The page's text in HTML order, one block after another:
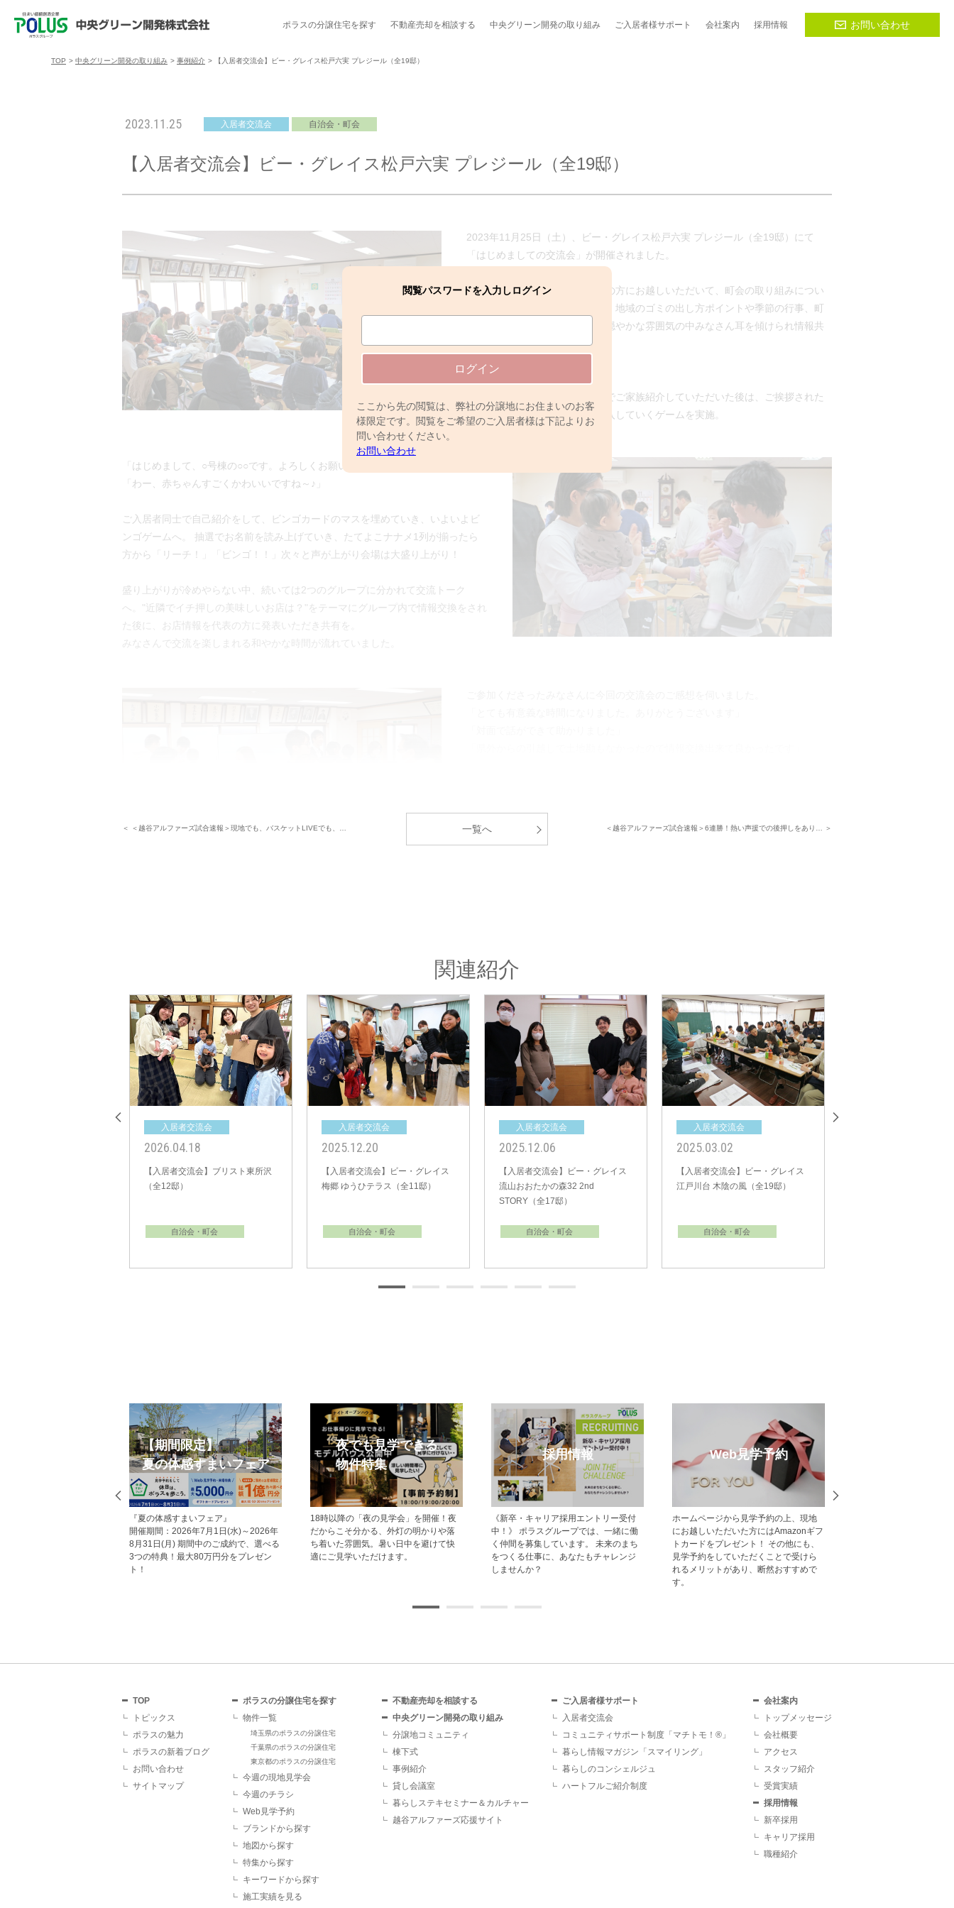
ポラスの分譲住宅を探す
ポラスの分譲住宅を探す
ブランドから探す 地図から探す
特集から探す 施工実績を見る
ご入居までの流れ ポラスのメルマガ登録
不動産売却を相談する 中央グリーン開発の取り組み
中央グリーン開発の取り組み
ご入居者様サポート 会社案内 採用情報 お問い合わせ
TOP > 中央グリーン開発の取り組み > 事例紹介 > 【入居者交流会】ビー・グレイス松戸六実 プレジール（全19邸）
2023.11.25 入居者交流会 自治会・町会
【入居者交流会】ビー・グレイス松戸六実 プレジール（全19邸）
閲覧パスワードを入力しログイン
ログイン
ここから先の閲覧は、弊社の分譲地にお住まいのお客
様限定です。閲覧をご希望のご入居者様は下記よりお
問い合わせください。
お問い合わせ
2023年11月25日（土）、ビー・グレイス松戸六実 プレジール（全19邸）にて
「はじめましての交流会」が開催されました。
当日は、お住いの地域町会役員の方にお越しいただいて、町会の取り組みについ
ての説明をしていただきました。地域のゴミの出し方ポイントや季節の行事、町
会の活動を丁寧にお話下さり、穏やかな雰囲気の中みなさん耳を傾けられ情報共
有されました。
ご参加いただいているみなさんでご家族紹介していただいた後は、ご挨拶された
方のお名前をビンゴのマスに記入していくゲームを実施。
「はじめまして、○号棟の○○です。よろしくお願いします。」
「わー、赤ちゃんすごくかわいいですね～♪」
ご入居者同士で自己紹介をして、ビンゴカードのマスを埋めていき、いよいよビ
ンゴゲームへ。 抽選でお名前を読み上げていき、たてよこナナメ1列が揃ったら
方から「リーチ！」「ビンゴ！！」次々と声が上がり会場は大盛り上がり！
盛り上がりが冷めやらない中、続いては2つのグループに分かれて交流トーク
へ。"近隣でイチ押しの美味しいお店は？"をテーマにグループ内で情報交換をされ
た後に、お店情報を代表の方に発表いただき共有を。
みなさんで交流を楽しまれる和やかな時間が流れていました。
＜ ＜越谷アルファーズ試合速報＞現地でも、バスケットLIVEでも、… ＜越谷アルファーズ試合速報＞6連勝！熱い声援での後押しをあり… ＞
一覧へ
関連紹介
入居者交流会
2025.03.01
【入居者交流会】ビー・グレイス
流山おおたかの森32 1st
自治会・町会
入居者交流会
2024.09.08
【入居者交流会】ブリスト上尾 ス
マイレイジ（全21邸）
自治会・町会
入居者交流会
2024.04.07
【入居者交流会】ブリスト新座 ミ
ライスト（全17邸）
自治会・町会
入居者交流会
2023.12.03
【入居者交流会】ビー・グレイス
松戸 アクティブスタイル（全20
自治会・町会
オープンハウス
今週開催予定のモデルハウス見学会・
現地見学会の一覧です。 ぜひお気軽に
お越しくださいませ。
モデルハウス特集
現地でモデルハウス見学ができるポラ
スの新築一戸建て・分譲住宅をご紹介
します。
メルマガ登録
【登録無料】ポラスの新築一戸建て・
分譲住宅情報をいち早くお届けするメ
ールマガジン配信サービスです。
売却のご相談
不動産売却・買取りのご相談はポラ
ス・中央グリーン開発へご相談くださ
い。 戸建・マンション・土地等、お客
様の大切な財産である不動産の売却を
サポート致します。
TOP
トピックス
ポラスの魅力
ポラスの新着ブログ
お問い合わせ
サイトマップ
ポラスの分譲住宅を探す
物件一覧
埼玉県のポラスの分譲住宅
千葉県のポラスの分譲住宅
東京都のポラスの分譲住宅
今週の現地見学会
今週のチラシ
Web見学予約
ブランドから探す
地図から探す
特集から探す
キーワードから探す
施工実績を見る
不動産売却を相談する
中央グリーン開発の取り組み
分譲地コミュニティ
棟下式
事例紹介
貸し会議室
暮らしステキセミナー＆カルチャー
越谷アルファーズ応援サイト
ご入居者様サポート
入居者交流会
コミュニティサポート制度「マチトモ！®」
暮らし情報マガジン「スマイリング」
暮らしのコンシェルジュ
ハートフルご紹介制度
会社案内
トップメッセージ
会社概要
アクセス
スタッフ紹介
受賞実績
採用情報
新卒採用
キャリア採用
職種紹介